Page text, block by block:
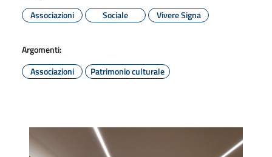
Associazioni
Sociale Vivere Signa
Argomenti:
Associazioni
Patrimonio culturale